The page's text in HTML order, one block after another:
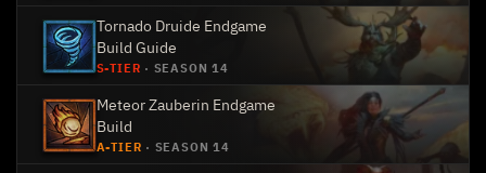
Tornado Druide Endgame
Build Guide
S-TIER · SEASON 14
Meteor Zauberin Endgame
Build
A-TIER · SEASON 14